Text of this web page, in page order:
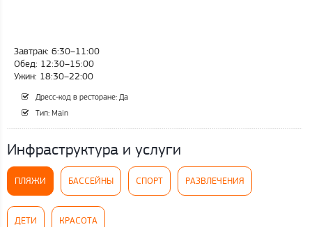
Завтрак: 6:30–11:00
Обед: 12:30–15:00
Ужин: 18:30–22:00
Дресс-код в ресторане: Да
Тип: Main
Инфраструктура и услуги
ПЛЯЖИ БАССЕЙНЫ СПОРТ РАЗВЛЕЧЕНИЯ
ДЕТИ КРАСОТА